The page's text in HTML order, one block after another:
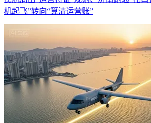
机起飞”转向“算清运营账”